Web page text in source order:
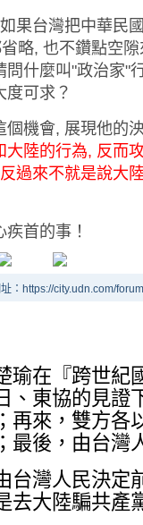
果台灣把中華民
略, 也不鑽點空
問什麼叫"政治家"
度可求？
個機會, 展現他的
大陸的行為, 反而
過來不就是說大
首的事！
：https://city.udn.com/
瑜在『跨世紀
、東協的見證
再來，雙方各
最後，由台灣
台灣人民決定
去大陸騙共產